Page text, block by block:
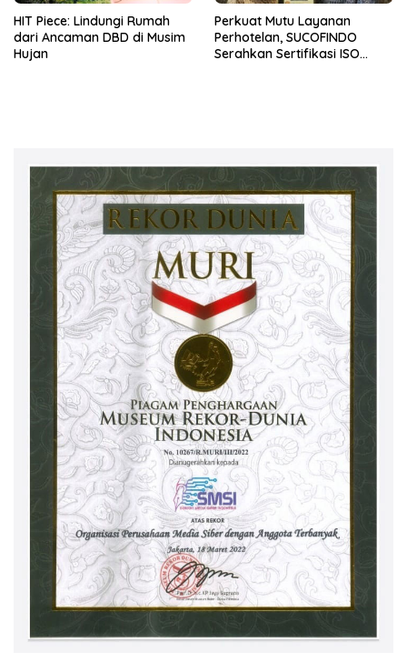
HIT Piece: Lindungi Rumah
dari Ancaman DBD di Musim
Hujan
Perkuat Mutu Layanan
Perhotelan, SUCOFINDO
Serahkan Sertifikasi ISO